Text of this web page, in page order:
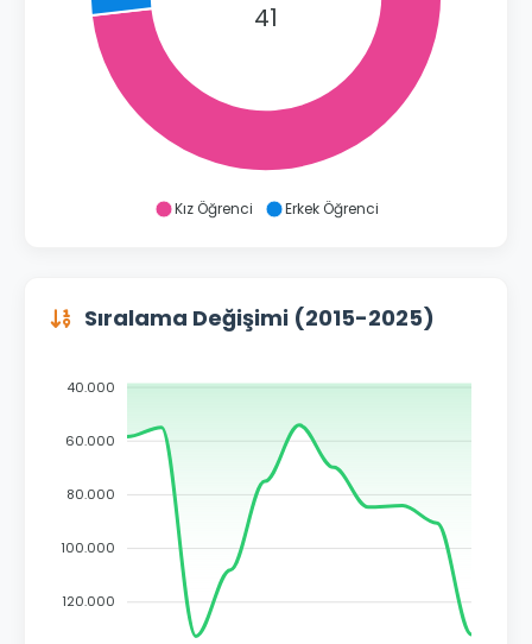
41
Kız Öğrenci Erkek Öğrenci
Sıralama Değişimi (2015-2025)
40.000
60.000
80.000
100.000
120.000